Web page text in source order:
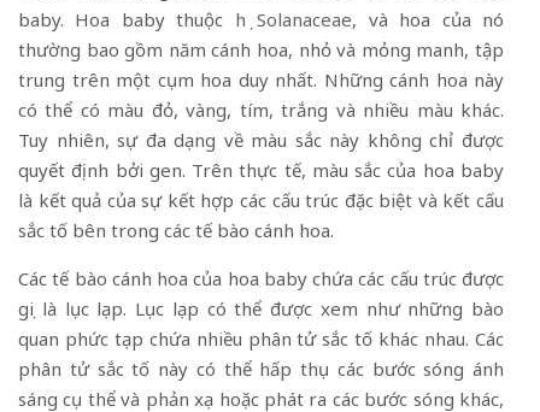
baby. Hoa baby thuộc họ Solanaceae, và hoa của nó
thường bao gồm năm cánh hoa, nhỏ và mỏng manh, tập
trung trên một cụm hoa duy nhất. Những cánh hoa này
có thể có màu đỏ, vàng, tím, trắng và nhiều màu khác.
Tuy nhiên, sự đa dạng về màu sắc này không chỉ được
quyết định bởi gen. Trên thực tế, màu sắc của hoa baby
là kết quả của sự kết hợp các cấu trúc đặc biệt và kết cấu
sắc tố bên trong các tế bào cánh hoa.
Các tế bào cánh hoa của hoa baby chứa các cấu trúc được
gọi là lục lạp. Lục lạp có thể được xem như những bào
quan phức tạp chứa nhiều phân tử sắc tố khác nhau. Các
phân tử sắc tố này có thể hấp thụ các bước sóng ánh
sáng cụ thể và phản xạ hoặc phát ra các bước sóng khác,